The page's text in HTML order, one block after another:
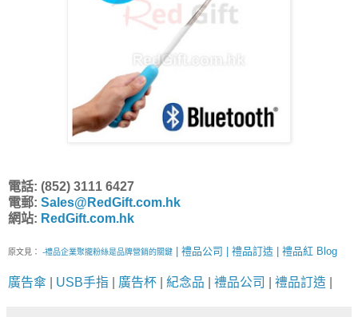
電話: (852) 3111 6427
電郵: Sales@RedGift.com.hk
網站: RedGift.com.hk
原文見： -禮品企業聚攏粉絲是品牌營銷的關鍵 | 禮品公司 | 禮品訂造 | 禮品紅 Blog
廣告傘 USB手指 廣告杯 紀念品 禮品公司 禮品訂造